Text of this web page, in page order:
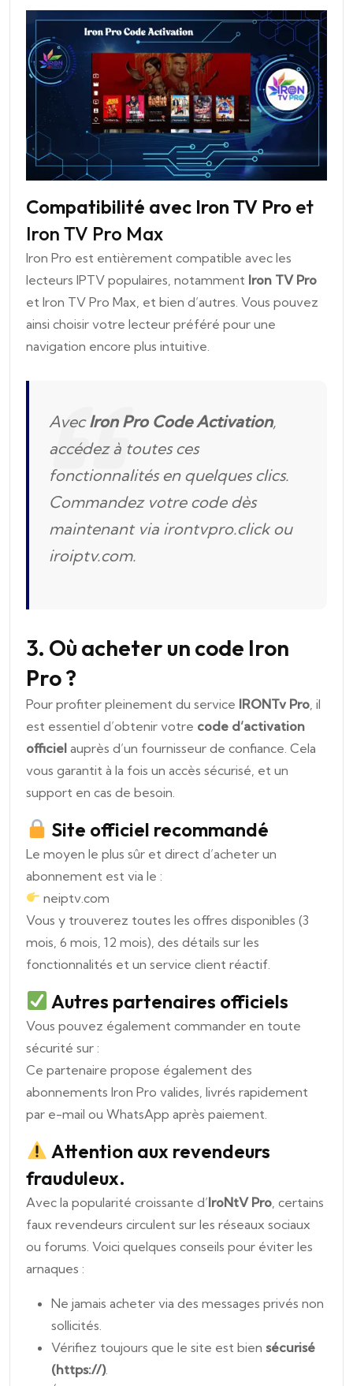
Compatibilité avec Iron TV Pro et
Iron TV Pro Max
Iron Pro est entièrement compatible avec les
lecteurs IPTV populaires, notamment Iron TV Pro
et Iron TV Pro Max, et bien d’autres. Vous pouvez
ainsi choisir votre lecteur préféré pour une
navigation encore plus intuitive.
AvecIron Pro Code Activation,
accédez à toutes ces
fonctionnalités en quelques clics.
Commandez votre code dès
maintenant via irontvpro.click ou
iroiptv.com.
3. Où acheter un code Iron
Pro ?
Pour profiter pleinement du service IRONTv Pro , il
est essentiel d’obtenir votre code d’activation
officiel auprès d’un fournisseur de confiance. Cela
vous garantit à la fois un accès sécurisé, et un
support en cas de besoin.
Site officiel recommandé
Le moyen le plus sûr et direct d’acheter un
abonnement est via le :
neiptv.com
Vous y trouverez toutes les offres disponibles (3
mois, 6 mois, 12 mois), des détails sur les
fonctionnalités et un service client réactif.
Autres partenaires officiels
Vous pouvez également commander en toute
sécurité sur :
Ce partenaire propose également des
abonnements Iron Pro valides, livrés rapidement
par e-mail ou WhatsApp après paiement.
Attention aux revendeurs
frauduleux.
Avec la popularité croissante d’IroNtV Pro , certains
faux revendeurs circulent sur les réseaux sociaux
ou forums. Voici quelques conseils pour éviter les
arnaques :
Ne jamais acheter via des messages privés non
sollicités.
Vérifiez toujours que le site est bien sécurisé
(https://).